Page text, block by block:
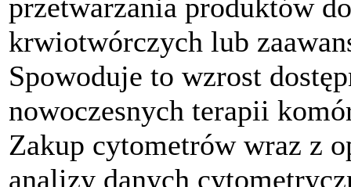
przetwarzania produktów
krwiotwórczych lub
Spowoduje to wzrost
nowoczesnych terapii
Zakup cytometrów wraz z
analizy danych